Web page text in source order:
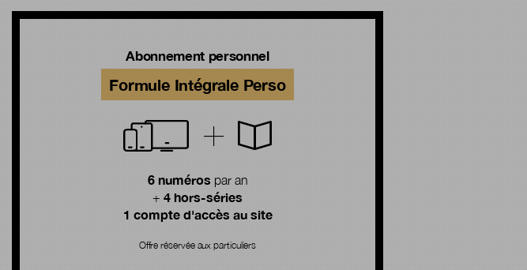
Abonnement personnel
Formule Intégrale Perso
6 numéros par an
+ 4 hors-séries
1 compte d'accès au site
Offre réservée aux particuliers